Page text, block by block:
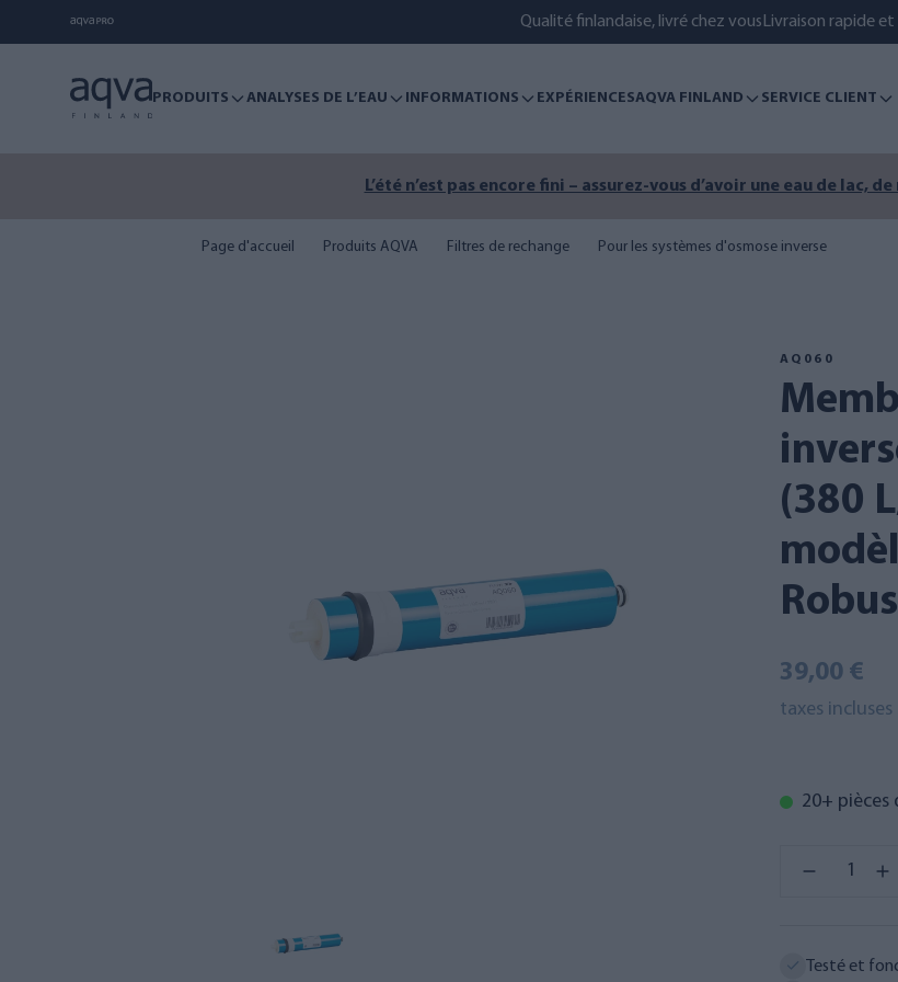
Qualité finlandaise, livré chez vous Livraison rapide
PRODUITS ANALYSES DE L’EAU INFORMATIONS EXPÉRIENCESAQVA FINLAND SERVICE CLIENT
L’été n’est pas encore fini – assurez-vous d’avoir une eau de lac,
Page d'accueil Produits AQVA Filtres de rechange Pour les systèmes d'osmose inverse
AQ060
Membrane d'osmose
(380
39,00 €
taxes incluses
20+ pièces
Testé et